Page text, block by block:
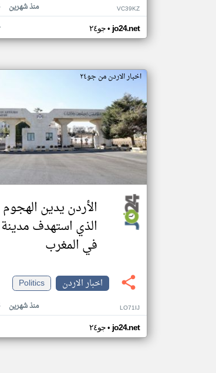
منذ شهرين VC39KZ
جو٢٤•jo24.net
اخبار الاردن من جو٢٤
الأردن يدين الهجوم
الذي استهدف مدينة
في المغرب
اخبار الاردن
Politics
منذ شهرين LO71IJ
جو٢٤•jo24.net